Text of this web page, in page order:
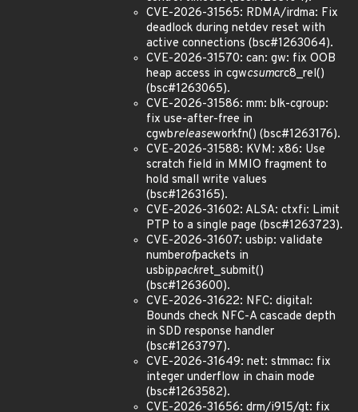
CVE-2026-31565: RDMA/irdma: Fix
deadlock during netdev reset with
active connections (bsc#1263064).
CVE-2026-31570: can: gw: fix OOB
heap access in cgwcsumcrc8_rel()
(bsc#1263065).
CVE-2026-31586: mm: blk-cgroup:
fix use-after-free in
cgwbreleaseworkfn() (bsc#1263176).
CVE-2026-31588: KVM: x86: Use
scratch field in MMIO fragment to
hold small write values
(bsc#1263165).
CVE-2026-31602: ALSA: ctxfi: Limit
PTP to a single page (bsc#1263723).
CVE-2026-31607: usbip: validate
numberofpackets in
usbippackret_submit()
(bsc#1263600).
CVE-2026-31622: NFC: digital:
Bounds check NFC-A cascade depth
in SDD response handler
(bsc#1263797).
CVE-2026-31649: net: stmmac: fix
integer underflow in chain mode
(bsc#1263582).
CVE-2026-31656: drm/i915/gt: fix